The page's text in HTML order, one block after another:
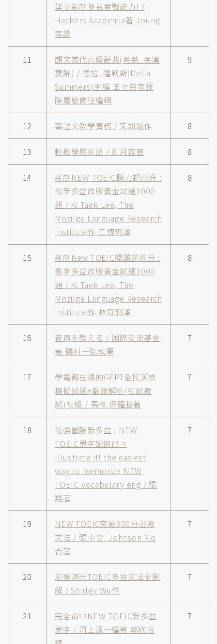
建立新制多益實戰能力! /
Hackers Academia著 Joung
等譯
11
朗文當代高級辭典(英英. 英漢
雙解) / 德拉. 薩默斯(Della
Summers)主編 王立弟等譯
陳麗敏責任編輯
9
12 華語文教學實務 / 宋如瑜作 8
13 輕鬆學馬來語 / 劉月容著 8
14
新制NEW TOEIC聽力超高分 :
最新多益改版黃金試題1000
題 / Ki Taek Lee, The
Mozilge Language Research
Institute作 王傳明譯
8
15
新制New TOEIC閱讀超高分 :
最新多益改版黃金試題1000
題 / Ki Taek Lee, The
Mozilge Language Research
Institute作 林育珊譯
8
16
音声を教える / 国際交流基金
著 磯村一弘執筆
7
17
學霸都在讀的GEPT全民英檢
模擬試題+翻譯解析(初試複
試)初級 / 馬格.保羅基著
7
18
最強圖解新多益 : NEW
TOEIC單字記憶術 =
Illustrate it! the easiest
way to memorize NEW
TOEIC vocabulary eng / 張
翔著
7
19
NEW TOEIC突破900分必考
文法 / 張小怡, Johnson Mo
合著
7
20
前進滿分TOEIC多益文法全圖
解 / Shirley Wu作
7
21
完全命中NEW TOEIC新多益
單字 / 河上源一編著 郭欣怡
7